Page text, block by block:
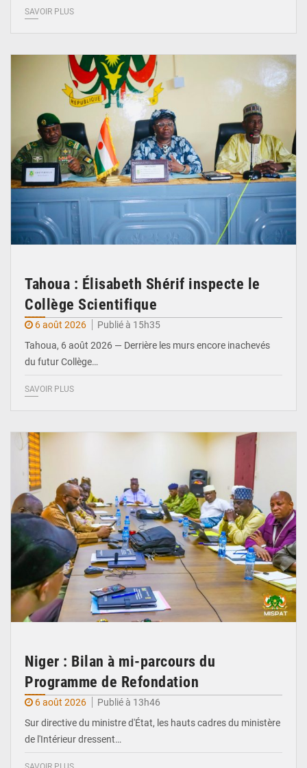
SAVOIR PLUS
Tahoua : Élisabeth Shérif inspecte le
Collège Scientifique
6 août 2026
Publié à 15h35
Tahoua, 6 août 2026 — Derrière les murs encore inachevés
du futur Collège…
SAVOIR PLUS
Niger : Bilan à mi-parcours du
Programme de Refondation
6 août 2026
Publié à 13h46
Sur directive du ministre d'État, les hauts cadres du ministère
de l'Intérieur dressent…